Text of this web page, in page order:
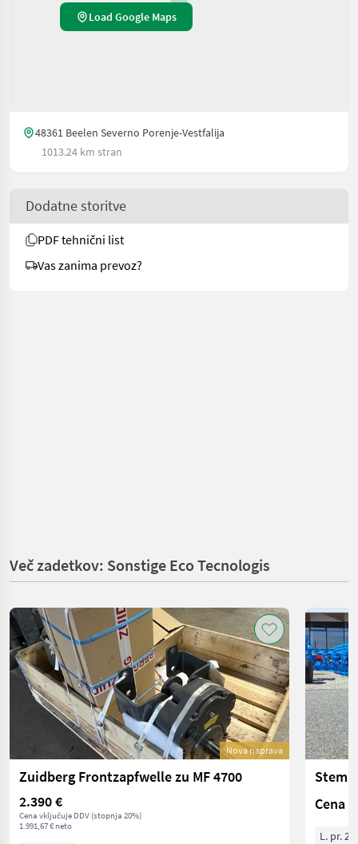
Load Google Maps
48361 Beelen Severno Porenje-Vestfalija
1013.24 km stran
Dodatne storitve
PDF tehnični list
Vas zanima prevoz?
Več zadetkov: Sonstige Eco Tecnologis
Nova naprava
Zuidberg Frontzapfwelle zu MF 4700
2.390 €
Cena vključuje DDV (stopnja 20%)
1.991,67 € neto
Cena
L. pr.